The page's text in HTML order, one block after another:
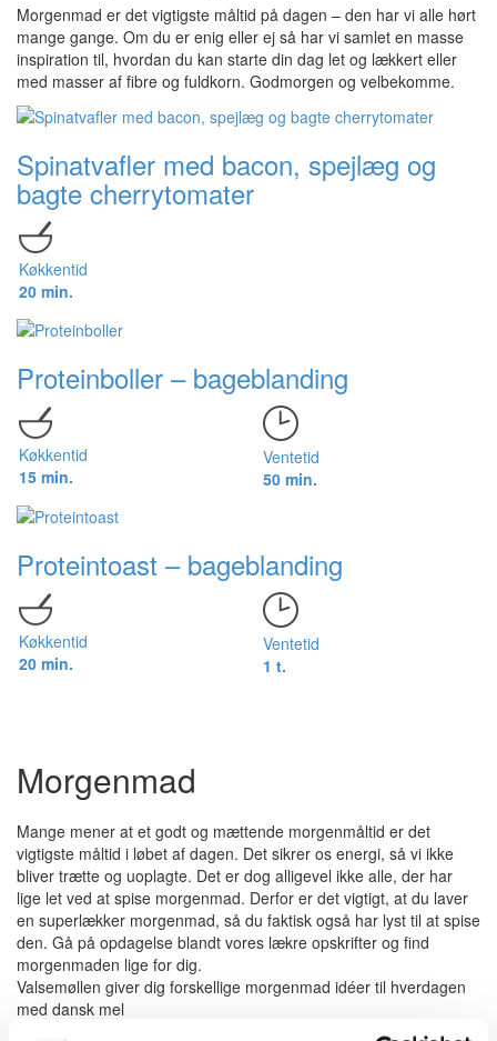
Morgenmad er det vigtigste måltid på dagen – den har vi alle hørt
mange gange. Om du er enig eller ej så har vi samlet en masse
inspiration til, hvordan du kan starte din dag let og lækkert eller
med masser af fibre og fuldkorn. Godmorgen og velbekomme.
Spinatvafler med bacon, spejlæg og
bagte cherrytomater
Køkkentid
20 min.
Proteinboller – bageblanding
Køkkentid
15 min.
Ventetid
50 min.
Proteintoast – bageblanding
Køkkentid
20 min.
Ventetid
1 t.
Morgenmad
Mange mener at et godt og mættende morgenmåltid er det
vigtigste måltid i løbet af dagen. Det sikrer os energi, så vi ikke
bliver trætte og uoplagte. Det er dog alligevel ikke alle, der har
lige let ved at spise morgenmad. Derfor er det vigtigt, at du laver
en superlækker morgenmad, så du faktisk også har lyst til at spise
den. Gå på opdagelse blandt vores lækre opskrifter og find
morgenmaden lige for dig.
Valsemøllen giver dig forskellige morgenmad idéer til hverdagen
med dansk mel
Hos Valsemøllen kan du gå på opdagelse blandt vores mange